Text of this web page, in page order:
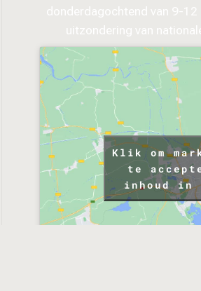
donderdagochtend van 9-
uitzondering van
Klik om
te
inhoud in